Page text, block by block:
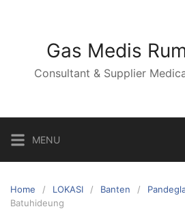
Gas Medis
Consultant & Supplier
MENU
Home LOKASI Banten
Batuhideung